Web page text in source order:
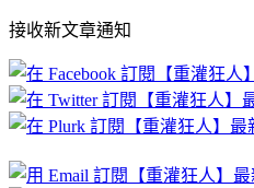
文
章
分
類
接收新文章通知